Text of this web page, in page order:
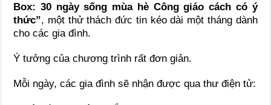
Box: 30 ngày sống mùa hè Công giáo cách có ý
thức”, một thử thách đức tin kéo dài một tháng dành
cho các gia đình.
Ý tưởng của chương trình rất đơn giản.
Mỗi ngày, các gia đình sẽ nhận được qua thư điện tử: